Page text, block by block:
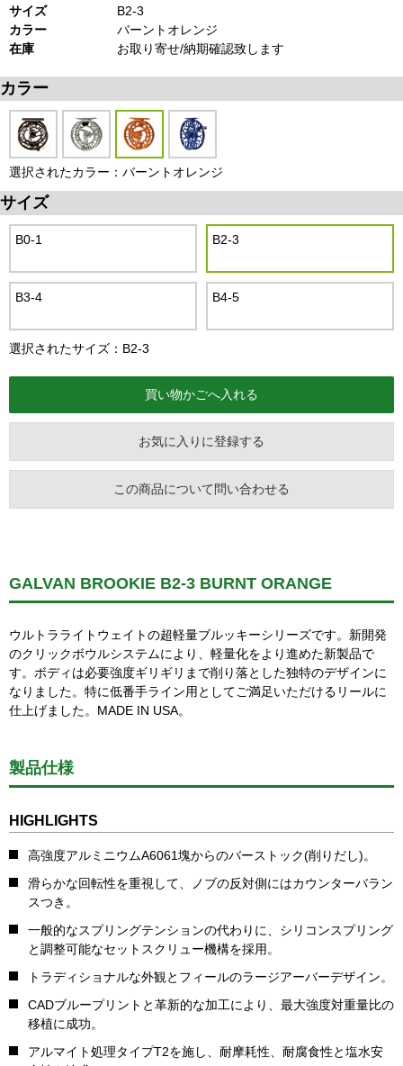
サイズ
B2-3
カラー
バーントオレンジ
在庫
お取り寄せ/納期確認致します
カラー
選択されたカラー：バーントオレンジ
サイズ
B0-1 B2-3
B3-4 B4-5
選択されたサイズ：B2-3
お気に入りに登録する
この商品について問い合わせる
GALVAN BROOKIE B2-3 BURNT ORANGE
ウルトラライトウェイトの超軽量ブルッキーシリーズです。新開発
のクリックボウルシステムにより、軽量化をより進めた新製品で
す。ボディは必要強度ギリギリまで削り落とした独特のデザインに
なりました。特に低番手ライン用としてご満足いただけるリールに
仕上げました。MADE IN USA。
製品仕様
HIGHLIGHTS
高強度アルミニウムA6061塊からのバーストック(削りだし)。
滑らかな回転性を重視して、ノブの反対側にはカウンターバラン
スつき。
一般的なスプリングテンションの代わりに、シリコンスプリング
と調整可能なセットスクリュー機構を採用。
トラディショナルな外観とフィールのラージアーバーデザイン。
CADブループリントと革新的な加工により、最大強度対重量比の
移植に成功。
アルマイト処理タイプT2を施し、耐摩耗性、耐腐食性と塩水安